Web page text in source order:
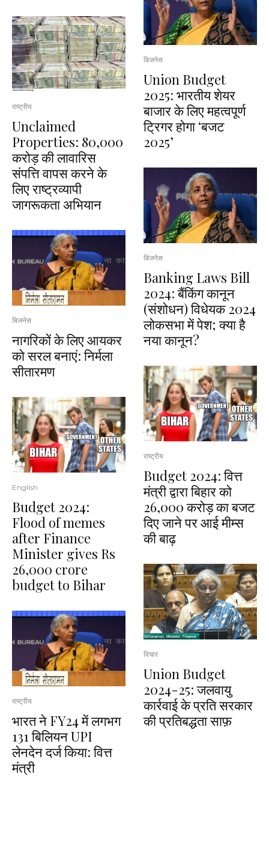
राष्ट्रीय
Unclaimed
Properties: ₹80,000
करोड़ की लावारिस
संपत्ति वापस करने के
लिए राष्ट्रव्यापी
जागरूकता अभियान
बिजनेस
नागरिकों के लिए आयकर
को सरल बनाएं: निर्मला
सीतारमण
English
Budget 2024:
Flood of memes
after Finance
Minister gives Rs
26,000 crore
budget to Bihar
राष्ट्रीय
भारत ने FY24 में लगभग
131 बिलियन UPI
लेनदेन दर्ज किया: वित्त
मंत्री
बिजनेस
Union Budget
2025: भारतीय शेयर
बाजार के लिए महत्वपूर्ण
ट्रिगर होगा ‘बजट
2025’
बिजनेस
Banking Laws Bill
2024: बैंकिंग कानून
(संशोधन) विधेयक 2024
लोकसभा में पेश; क्या है
नया कानून?
राष्ट्रीय
Budget 2024: वित्त
मंत्री द्वारा बिहार को
26,000 करोड़ का बजट
दिए जाने पर आई मीम्स
की बाढ़
विचार
Union Budget
2024-25: जलवायु
कार्रवाई के प्रति सरकार
की प्रतिबद्धता साफ़